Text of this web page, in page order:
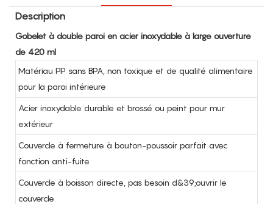
Description
Gobelet à double paroi en acier inoxydable à large ouverture
de 420 ml
Matériau PP sans BPA, non toxique et de qualité alimentaire
pour la paroi intérieure
Acier inoxydable durable et brossé ou peint pour mur
extérieur
Couvercle à fermeture à bouton-poussoir parfait avec
fonction anti-fuite
Couvercle à boisson directe, pas besoin d&39;ouvrir le
couvercle